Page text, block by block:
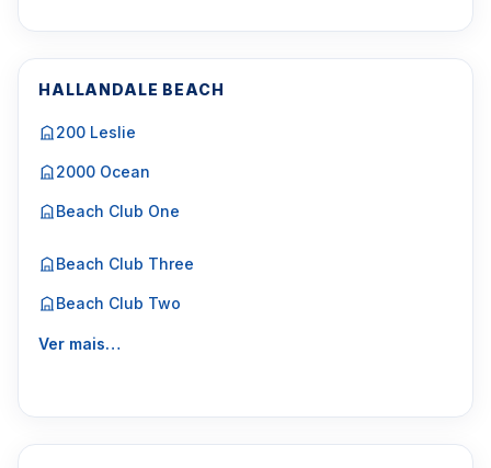
HALLANDALE BEACH
200 Leslie
2000 Ocean
Beach Club One
Beach Club Three
Beach Club Two
Ver mais…